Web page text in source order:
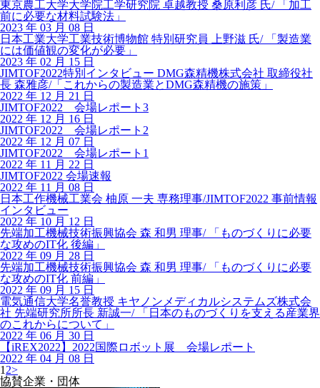
東京農工大学大学院工学研究院 卓越教授 桑原利彦 氏/ 「加工
前に必要な材料試験法」
2023 年 03 月 08 日
日本工業大学工業技術博物館 特別研究員 上野滋 氏/ 「製造業
には価値観の変化が必要」
2023 年 02 月 15 日
JIMTOF2022特別インタビュー DMG森精機株式会社 取締役社
長 森雅彦/「これからの製造業とDMG森精機の施策」
2022 年 12 月 21 日
JIMTOF2022 会場レポート3
2022 年 12 月 16 日
JIMTOF2022 会場レポート2
2022 年 12 月 07 日
JIMTOF2022 会場レポート1
2022 年 11 月 22 日
JIMTOF2022 会場速報
2022 年 11 月 08 日
日本工作機械工業会 柚原 一夫 専務理事/JIMTOF2022 事前情報
インタビュー
2022 年 10 月 12 日
先端加工機械技術振興協会 森 和男 理事/ 「ものづくりに必要
な攻めのIT化 後編」
2022 年 09 月 28 日
先端加工機械技術振興協会 森 和男 理事/ 「ものづくりに必要
な攻めのIT化 前編」
2022 年 09 月 15 日
電気通信大学名誉教授 キヤノンメディカルシステムズ株式会
社 先端研究所所長 新誠一/ 「日本のものづくりを支える産業界
のこれからについて」
2022 年 06 月 30 日
【iREX2022】2022国際ロボット展 会場レポート
2022 年 04 月 08 日
1 2>
協賛企業・団体